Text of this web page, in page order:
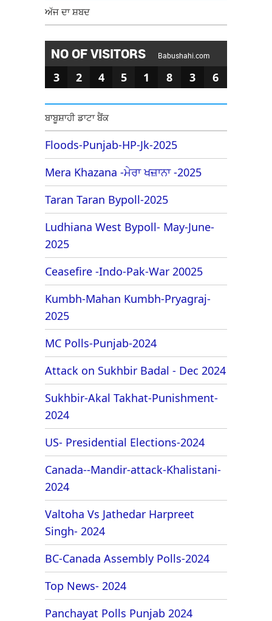
ਅੱਜ ਦਾ ਸ਼ਬਦ
NO OF VISITORS Babushahi.com
3 2 4 5 1 8 3 6
ਬਾਬੂਸ਼ਾਹੀ ਡਾਟਾ ਬੈਂਕ
Floods-Punjab-HP-Jk-2025
Mera Khazana -ਮੇਰਾ ਖਜ਼ਾਨਾ -2025
Taran Taran Bypoll-2025
Ludhiana West Bypoll- May-June-
2025
Ceasefire -Indo-Pak-War 20025
Kumbh-Mahan Kumbh-Pryagraj-
2025
MC Polls-Punjab-2024
Attack on Sukhbir Badal - Dec 2024
Sukhbir-Akal Takhat-Punishment-
2024
US- Presidential Elections-2024
Canada--Mandir-attack-Khalistani-
2024
Valtoha Vs Jathedar Harpreet
Singh- 2024
BC-Canada Assembly Polls-2024
Top News- 2024
Panchayat Polls Punjab 2024